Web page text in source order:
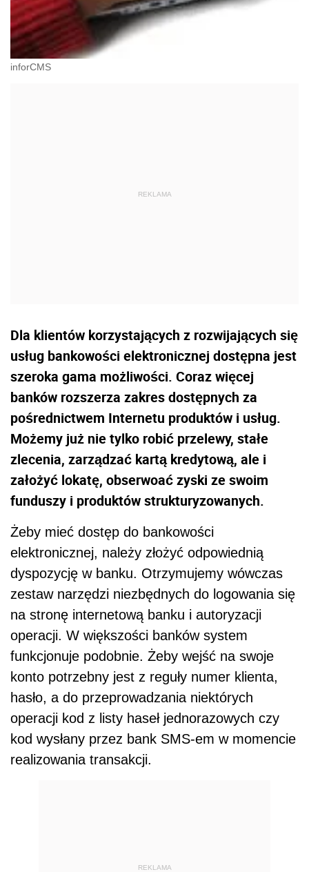
inforCMS
Dla klientów korzystających z rozwijających się
usług bankowości elektronicznej dostępna jest
szeroka gama możliwości. Coraz więcej
banków rozszerza zakres dostępnych za
pośrednictwem Internetu produktów i usług.
Możemy już nie tylko robić przelewy, stałe
zlecenia, zarządzać kartą kredytową, ale i
założyć lokatę, obserwoać zyski ze swoim
funduszy i produktów strukturyzowanych.
Żeby mieć dostęp do bankowości
elektronicznej, należy złożyć odpowiednią
dyspozycję w banku. Otrzymujemy wówczas
zestaw narzędzi niezbędnych do logowania się
na stronę internetową banku i autoryzacji
operacji. W większości banków system
funkcjonuje podobnie. Żeby wejść na swoje
konto potrzebny jest z reguły numer klienta,
hasło, a do przeprowadzania niektórych
operacji kod z listy haseł jednorazowych czy
kod wysłany przez bank SMS-em w momencie
realizowania transakcji.
REKLAMA